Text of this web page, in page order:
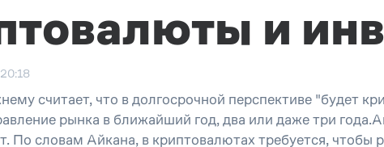
и
считает, что в долгосрочной перспективе "будет
рынка в ближайший год, два или даже три
По словам Айкана, в криптовалютах требуется,